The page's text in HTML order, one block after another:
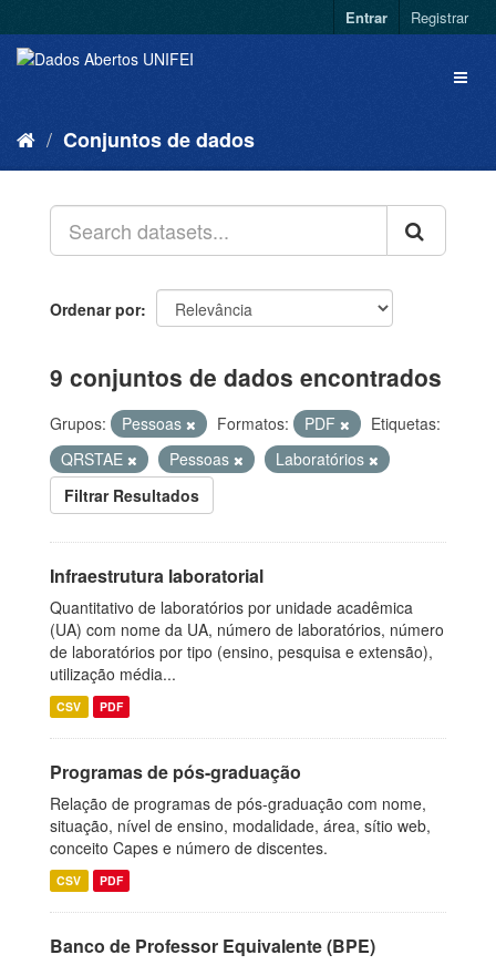
Entrar Registrar
Conjuntos de dados
Ordenar por
9 conjuntos de dados encontrados
Grupos: Pessoas Formatos: PDF
Etiquetas:
QRSTAE
Pessoas
Laboratórios
Filtrar Resultados
Infraestrutura laboratorial
Quantitativo de laboratórios por unidade acadêmica
(UA) com nome da UA, número de laboratórios, número
de laboratórios por tipo (ensino, pesquisa e extensão),
utilização média...
CSV PDF
Programas de pós-graduação
Relação de programas de pós-graduação com nome,
situação, nível de ensino, modalidade, área, sítio web,
conceito Capes e número de discentes.
CSV PDF
Banco de Professor Equivalente (BPE)